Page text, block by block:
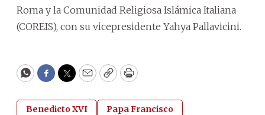
Roma y la Comunidad Religiosa Islámica Italiana
(COREIS), con su vicepresidente Yahya Pallavicini.
WhatsApp
Facebook
Twitter
EmailCopyPrint
Benedicto XVI Papa Francisco